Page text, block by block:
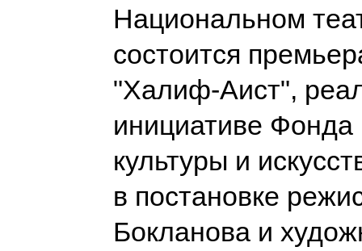
Национальном
состоится
"Халиф-Аист",
инициативе Фонда
культуры и
в постановке
Бокланова и